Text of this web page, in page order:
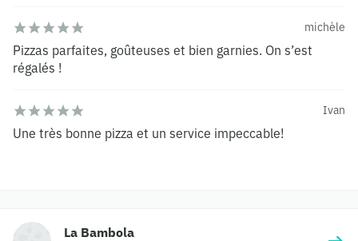
michèle
Pizzas parfaites, goûteuses et bien garnies. On s’est
régalés !
Ivan
Une très bonne pizza et un service impeccable!
La Bambola